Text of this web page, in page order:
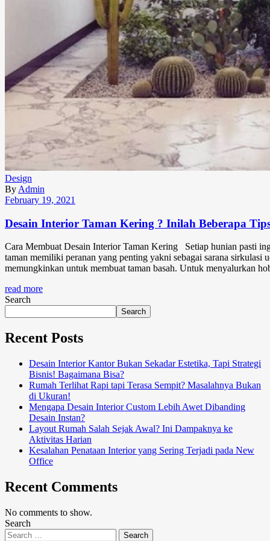
Design
By Admin
February 19, 2021
Desain Interior Taman Kering ? Inilah Beberapa
Cara Membuat Desain Interior Taman Kering Setiap hunian pasti
taman memiliki peranan yang penting yakni sebagai sarana sirkulasi
memungkinkan untuk membuat taman basah. Untuk menyalurkan
read more
Search
Search
Recent Posts
Desain Interior Kantor Bukan Sekadar Estetika, Tapi Strategi
Bisnis! Bagaimana Bisa?
Rumah Terlihat Rapi tapi Terasa Sempit? Masalahnya Bukan
di Ukuran!
Mengapa Desain Interior Custom Lebih Awet Dibanding
Desain Instan?
Layout Rumah Salah Sejak Awal? Ini Dampaknya ke
Aktivitas Harian
Kesalahan Penataan Interior yang Sering Terjadi pada New
Office
Recent Comments
No comments to show.
Search